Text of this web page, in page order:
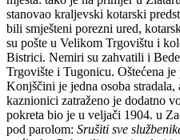
stanovao kraljevski kotarski
bili smješteni porezni ured,
su pošte u Velikom Trgovištu i
Bistrici. Nemiri su zahvatili i
Trgovište i Tugonicu. Oštećena
Konjščini je jedna osoba
kaznionici zatraženo je dodatno
pokreta bio je u veljači 1904. u
pod parolom: Srušiti sve